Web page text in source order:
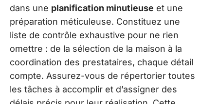
dans une planification minutieuse et une
préparation méticuleuse. Constituez une
liste de contrôle exhaustive pour ne rien
omettre : de la sélection de la maison à la
coordination des prestataires, chaque détail
compte. Assurez-vous de répertorier toutes
les tâches à accomplir et d’assigner des